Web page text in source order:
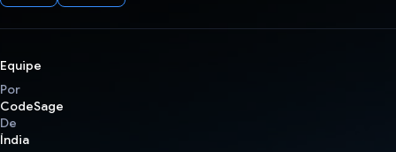
Equipe
Por
CodeSage
De
Índia